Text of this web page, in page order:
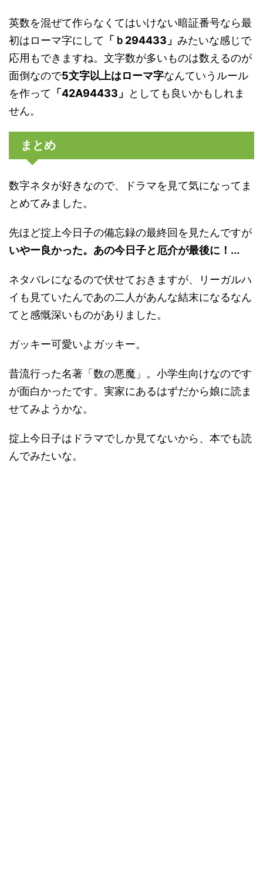
英数を混ぜて作らなくてはいけない暗証番号なら最
初はローマ字にして 「ｂ294433」 みたいな感じで
応用もできますね。文字数が多いものは数えるのが
面倒なので5文字以上はローマ字なんていうルール
を作って 「42A94433」
としても良いかもしれま
せん。
まとめ
数字ネタが好きなので、ドラマを見て気になってま
とめてみました。
先ほど掟上今日子の備忘録の最終回を見たんですが
いやー良かった。あの今日子と厄介が最後に！...
ネタバレになるので伏せておきますが、リーガルハ
イも見ていたんであの二人があんな結末になるなん
てと感慨深いものがありました。
ガッキー可愛いよガッキー。
昔流行った名著「数の悪魔」。小学生向けなのです
が面白かったです。実家にあるはずだから娘に読ま
せてみようかな。
掟上今日子はドラマでしか見てないから、本でも読
んでみたいな。